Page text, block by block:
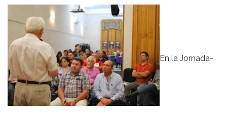
En la Jornada-